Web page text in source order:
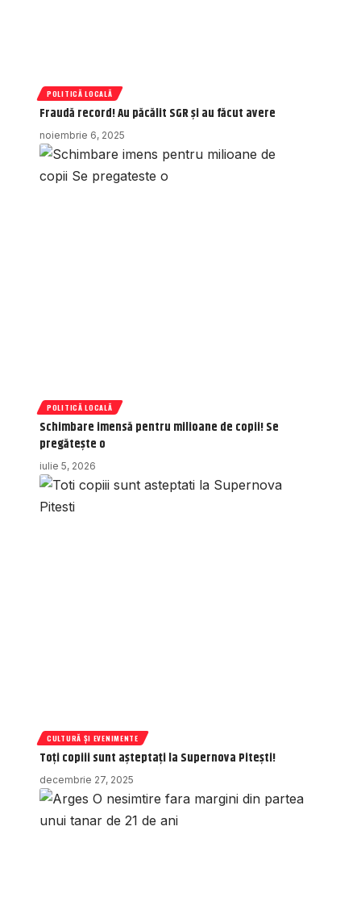
POLITICĂ LOCALĂ
Fraudă record! Au păcălit SGR și au făcut avere
noiembrie 6, 2025
POLITICĂ LOCALĂ
Schimbare imensă pentru milioane de copii! Se
pregătește o
iulie 5, 2026
CULTURĂ ȘI EVENIMENTE
Toți copiii sunt așteptați la Supernova Pitești!
decembrie 27, 2025